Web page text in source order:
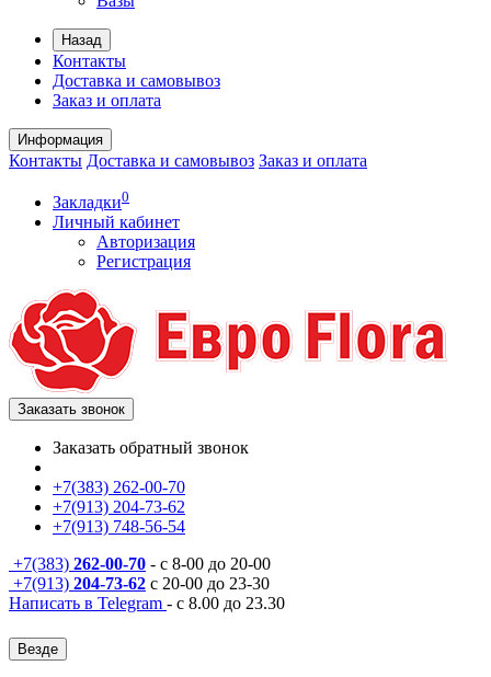
Назад
Контакты
Доставка и самовывоз
Заказ и оплата
Информация
Контакты Доставка и самовывоз Заказ и оплата
Закладки0
Личный кабинет
Авторизация
Регистрация
Заказать звонок
Заказать обратный звонок
+7(383) 262-00-70
+7(913) 204-73-62
+7(913) 748-56-54
+7(383) 262-00-70 - с 8-00 до 20-00
+7(913) 204-73-62 с 20-00 до 23-30
Написать в Telegram - с 8.00 до 23.30
Везде